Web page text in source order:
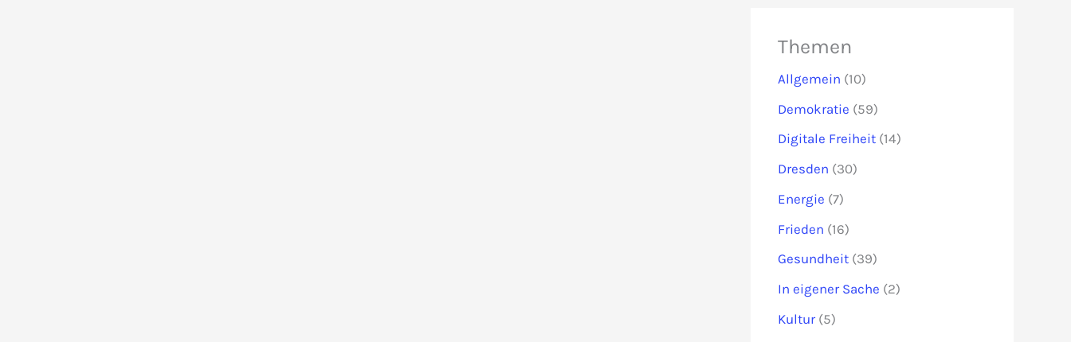
Themen
Allgemein (10)
Demokratie (59)
Digitale Freiheit (14)
Dresden (30)
Energie (7)
Frieden (16)
Gesundheit (39)
In eigener Sache (2)
Kultur (5)